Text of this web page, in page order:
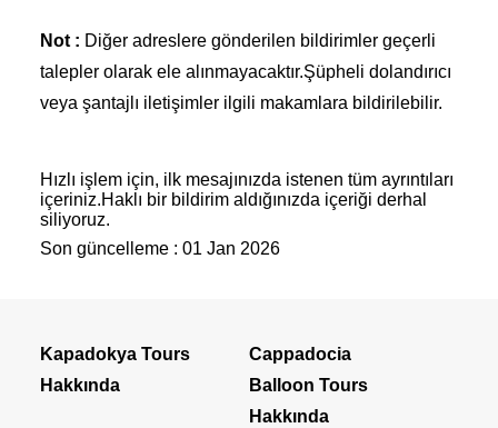
Not : Diğer adreslere gönderilen bildirimler geçerli
talepler olarak ele alınmayacaktır.Şüpheli dolandırıcı
veya şantajlı iletişimler ilgili makamlara bildirilebilir.
Hızlı işlem için, ilk mesajınızda istenen tüm ayrıntıları
içeriniz.Haklı bir bildirim aldığınızda içeriği derhal
siliyoruz.
Son güncelleme : 01 Jan 2026
Kapadokya Tours
Hakkında
Cappadocia
Balloon Tours
Hakkında